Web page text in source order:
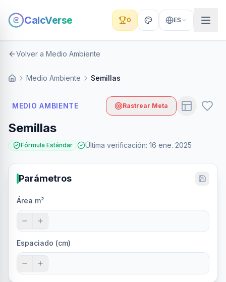
CalcVerse 0 ES
Volver a Medio Ambiente
Medio Ambiente Semillas
MEDIO AMBIENTE Rastrear Meta
Semillas
Fórmula Estándar Última verificación: 16 ene. 2025
Parámetros
Área m²
Espaciado (cm)